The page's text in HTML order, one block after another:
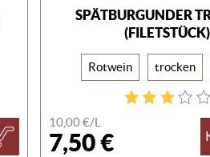
SPÄTBURGUNDER
(FILETSTÜCK)
Rotwein trocken
10,00 €/L
7,50 €